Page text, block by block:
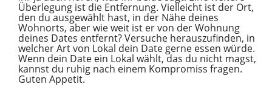
Überlegung ist die Entfernung. Vielleicht ist der Ort,
den du ausgewählt hast, in der Nähe deines
Wohnorts, aber wie weit ist er von der Wohnung
deines Dates entfernt? Versuche herauszufinden, in
welcher Art von Lokal dein Date gerne essen würde.
Wenn dein Date ein Lokal wählt, das du nicht magst,
kannst du ruhig nach einem Kompromiss fragen.
Guten Appetit.